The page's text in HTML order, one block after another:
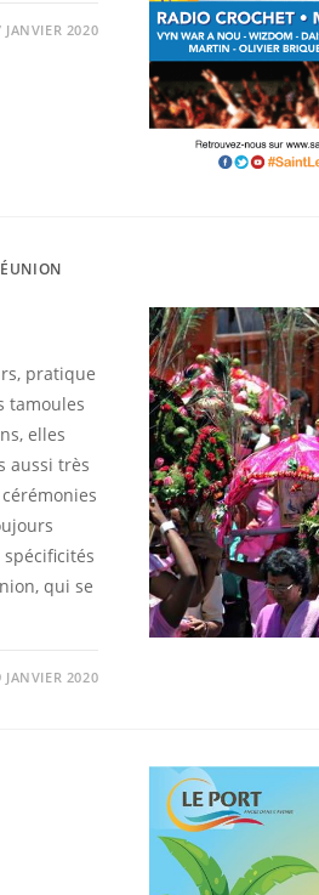
JANVIER 2020
pratique
tamoules
elles
aussi très
qui se
JANVIER 2020